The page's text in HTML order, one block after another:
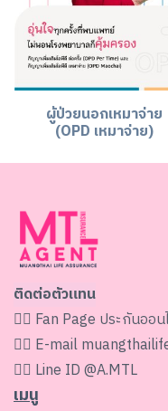
ผู้ป่วยนอกเหมาจ่าย
(OPD เหมาจ่าย)
ติดต่อตัวแทน
👉🏻 Fan Page ประกันออ
👉🏻 E-mail
👉🏻 Line ID@A.MTL
เมนู